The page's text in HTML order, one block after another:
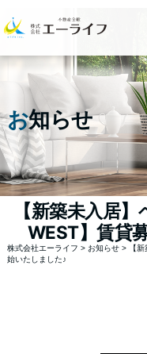
お知らせ
【新築未入居
WEST】賃貸
株式会社エーライフ > お知らせ>
【
始いたしました♪